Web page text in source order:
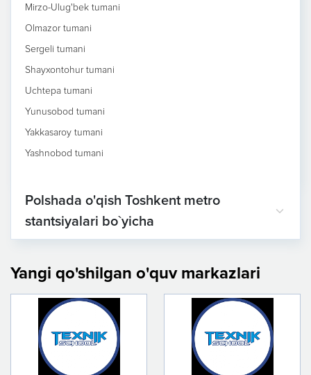
Mirzo-Ulug'bek tumani
Olmazor tumani
Sergeli tumani
Shayxontohur tumani
Uchtepa tumani
Yunusobod tumani
Yakkasaroy tumani
Yashnobod tumani
Polshada o'qish Toshkent metro
stantsiyalari bo`yicha
Yangi qo'shilgan o'quv markazlari